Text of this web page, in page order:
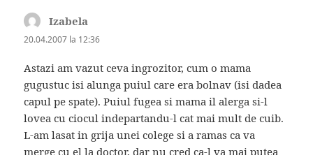
Izabela
20.04.2007 la 12:36
Astazi am vazut ceva ingrozitor, cum o mama
gugustuc isi alunga puiul care era bolnav (isi dadea
capul pe spate). Puiul fugea si mama il alerga si-l
lovea cu ciocul indepartandu-l cat mai mult de cuib.
L-am lasat in grija unei colege si a ramas ca va
merge cu el la doctor, dar nu cred ca-l va mai putea